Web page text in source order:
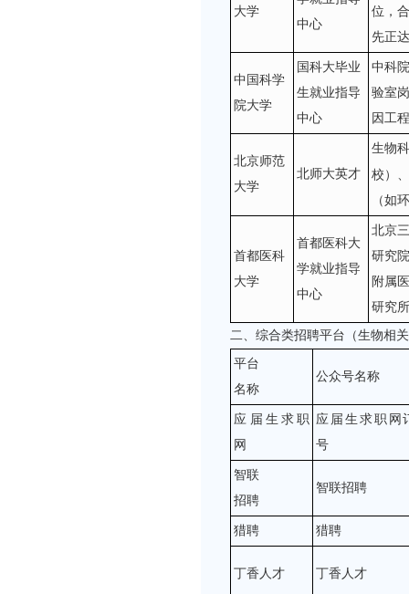
大学
中心
位，
先正
中国科学
院大学
国科大毕业
生就业指导
中心
中科
验室
因工
北京师范
大学
北师大英才
生物
校）
（如
首都医科
大学
首都医科大
学就业指导
中心
北京
研究
附属
研究
二、综合类招聘平台（生物相
平台
名称
公众号名称
应届生求职
网
应届生求职网
号
智联
招聘
智联招聘
猎聘 猎聘
丁香人才 丁香人才